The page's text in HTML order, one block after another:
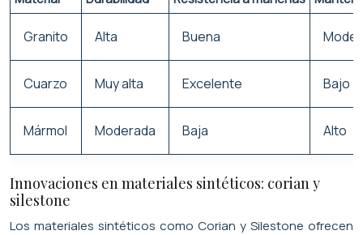
Granito Alta Buena
Cuarzo Muy alta Excelente Bajo
Mármol Moderada Baja Alto
Innovaciones en materiales sintéticos: corian y
silestone
Los materiales sintéticos como Corian y Silestone ofrecen